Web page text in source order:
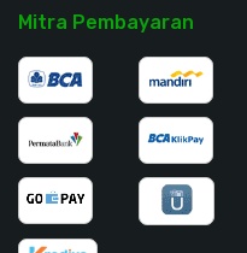
Mitra Pembayaran